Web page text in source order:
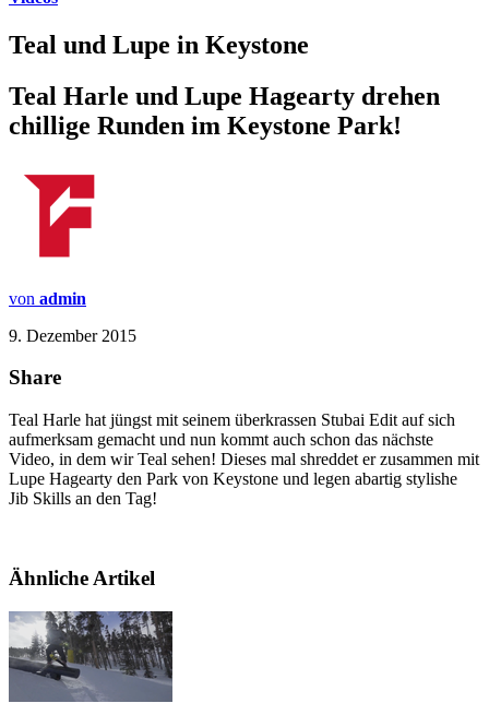
Teal und Lupe in Keystone
Teal Harle und Lupe Hagearty drehen
chillige Runden im Keystone Park!
von admin
9. Dezember 2015
Share
Teal Harle hat jüngst mit seinem überkrassen Stubai Edit auf sich
aufmerksam gemacht und nun kommt auch schon das nächste
Video, in dem wir Teal sehen! Dieses mal shreddet er zusammen mit
Lupe Hagearty den Park von Keystone und legen abartig stylishe
Jib Skills an den Tag!
Ähnliche Artikel